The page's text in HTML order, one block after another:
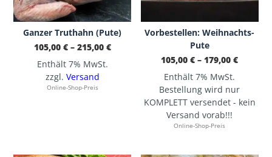
Ganzer Truthahn (Pute)
105,00 € – 215,00 €Preisspanne:
Enthält 7% MwSt.
zzgl. Versand
Online-Shop-Preis
Vorbestellen: Weihnachts-
Pute
105,00€ –179,00€
Enthält 7% MwSt.
Bestellung wird nur
KOMPLETT versendet - kein
Versand vorab!!!
Online-Shop-Preis